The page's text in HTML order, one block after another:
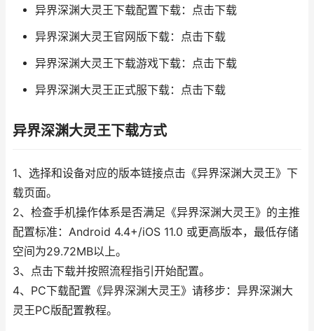
异界深渊大灵王下载配置下载：点击下载
异界深渊大灵王官网版下载：点击下载
异界深渊大灵王下载游戏下载：点击下载
异界深渊大灵王正式服下载：点击下载
异界深渊大灵王下载方式
1、选择和设备对应的版本链接点击《异界深渊大灵王》下
载页面。
2、检查手机操作体系是否满足《异界深渊大灵王》的主推
配置标准：Android 4.4+/iOS 11.0 或更高版本，最低存储
空间为29.72MB以上。
3、点击下载并按照流程指引开始配置。
4、PC下载配置《异界深渊大灵王》请移步：异界深渊大
灵王PC版配置教程。